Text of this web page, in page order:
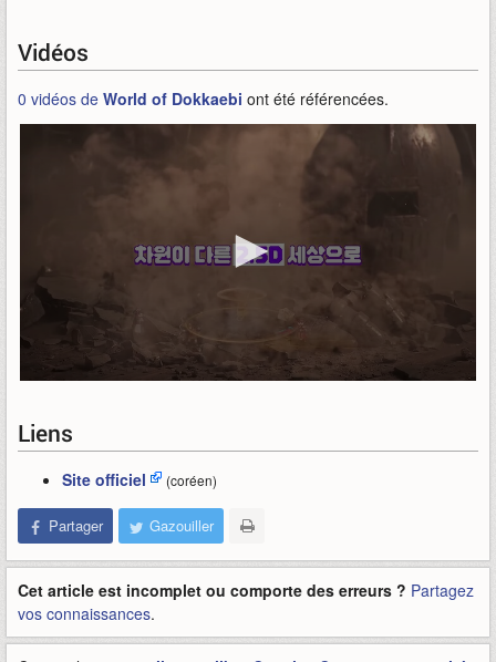
Vidéos
0 vidéos de World of Dokkaebi ont été référencées.
Liens
Site officiel (coréen)
Partager Gazouiller
Cet article est incomplet ou comporte des erreurs ? Partagez
vos connaissances.